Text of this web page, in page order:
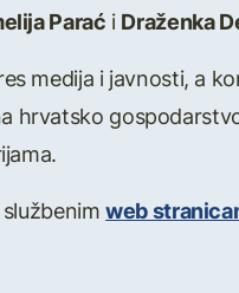
Parać iDraženka
medija i javnosti, a
hrvatsko
web